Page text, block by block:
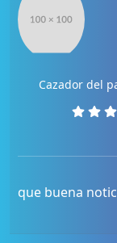
Cazador del
que buena